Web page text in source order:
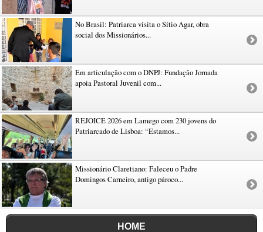
No Brasil: Patriarca visita o Sítio Agar, obra
social dos Missionários...
Em articulação com o DNPJ: Fundação Jornada
apoia Pastoral Juvenil com...
REJOICE 2026 em Lamego com 230 jovens do
Patriarcado de Lisboa: “Estamos...
Missionário Claretiano: Faleceu o Padre
Domingos Carneiro, antigo pároco...
HOME